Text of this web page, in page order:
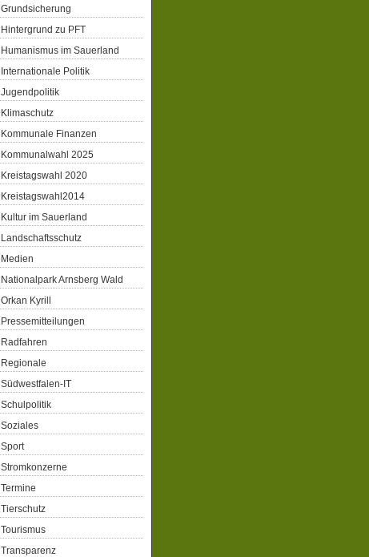
Grundsicherung
Hintergrund zu PFT
Humanismus im Sauerland
Internationale Politik
Jugendpolitik
Klimaschutz
Kommunale Finanzen
Kommunalwahl 2025
Kreistagswahl 2020
Kreistagswahl2014
Kultur im Sauerland
Landschaftsschutz
Medien
Nationalpark Arnsberg Wald
Orkan Kyrill
Pressemitteilungen
Radfahren
Regionale
Südwestfalen-IT
Schulpolitik
Soziales
Sport
Stromkonzerne
Termine
Tierschutz
Tourismus
Transparenz